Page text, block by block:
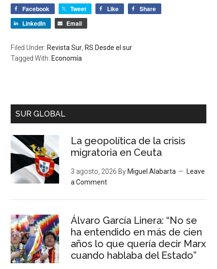
Facebook Tweet Like
Share
LinkedIn
Email
Filed Under:Revista Sur ,RS Desde el sur
Tagged With:Economía
SUR GLOBAL
La geopolítica de la crisis
migratoria en Ceuta
3 agosto, 2026 ByMiguel Alabarta
Leave
a Comment
Álvaro García Linera: “No se
ha entendido en más de cien
años lo que quería decir Marx
cuando hablaba del Estado”